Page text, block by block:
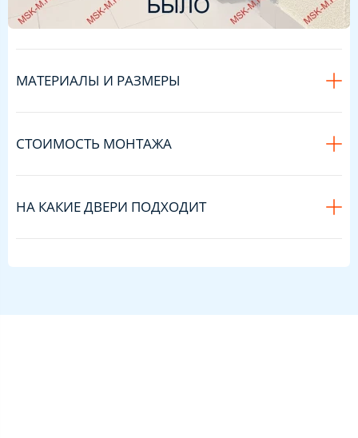
МАТЕРИАЛЫ И РАЗМЕРЫ
СТОИМОСТЬ МОНТАЖА
НА КАКИЕ ДВЕРИ ПОДХОДИТ